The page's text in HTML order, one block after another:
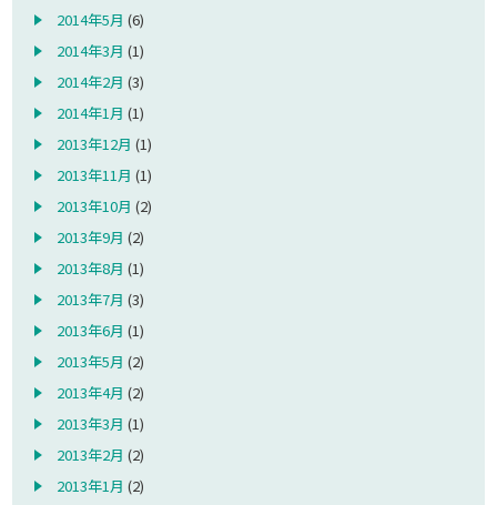
2014年5月 (6)
2014年3月 (1)
2014年2月 (3)
2014年1月 (1)
2013年12月 (1)
2013年11月 (1)
2013年10月 (2)
2013年9月 (2)
2013年8月 (1)
2013年7月 (3)
2013年6月 (1)
2013年5月 (2)
2013年4月 (2)
2013年3月 (1)
2013年2月 (2)
2013年1月 (2)